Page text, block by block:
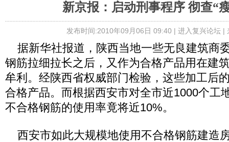
新京报：启动刑事程序 彻查“
发布时间:2010年09月06日 09:40 | 进入复兴论坛|
据新华社报道，陕西当地一些无良建筑商
钢筋拉细拉长之后，又作为合格产品用在建
牟利。经陕西省权威部门检验，这些加工后
合格产品。而根据西安市对全市近1000个工
不合格钢筋的使用率竟将近10%。
西安市如此大规模地使用不合格钢筋建造